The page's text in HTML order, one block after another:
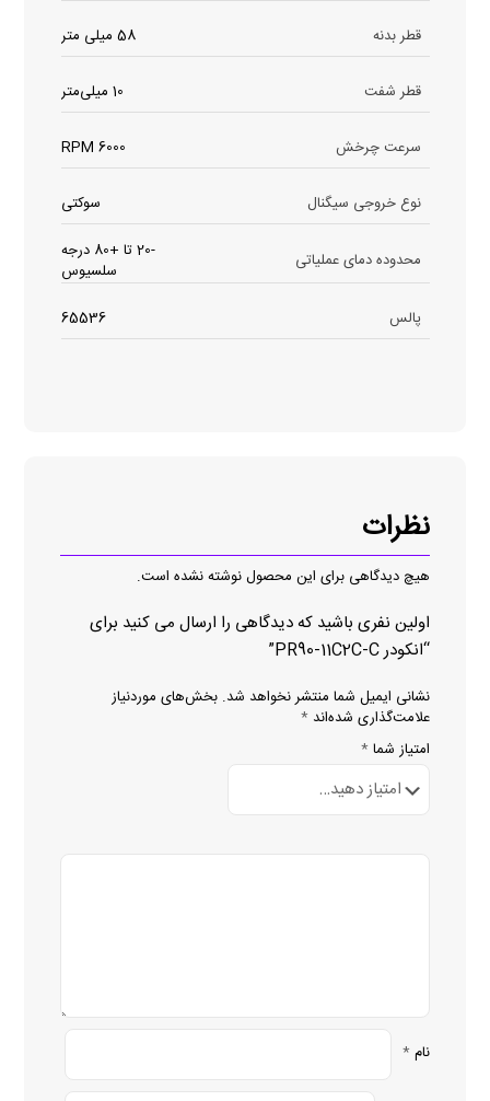
قطر بدنه 58 میلی متر
قطر شفت 10 میلی‌متر
سرعت چرخش 6000 RPM
نوع خروجی سیگنال سوکتی
محدوده دمای عملیاتی
-20 تا +80 درجه
سلسیوس
پالس
65536
نظرات
هیچ دیدگاهی برای این محصول نوشته نشده است.
اولین نفری باشید که دیدگاهی را ارسال می کنید برای
“انکودر PR90-11C2C-C”
نشانی ایمیل شما منتشر نخواهد شد. بخش‌های موردنیاز
علامت‌گذاری شده‌اند *
امتیاز شما *
نام *